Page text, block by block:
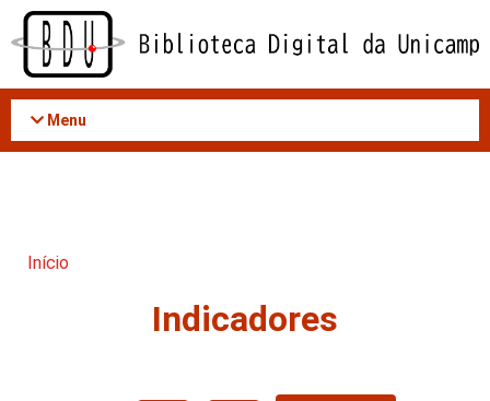
Acessar
conteúdo
Menu
Início
Indicadores